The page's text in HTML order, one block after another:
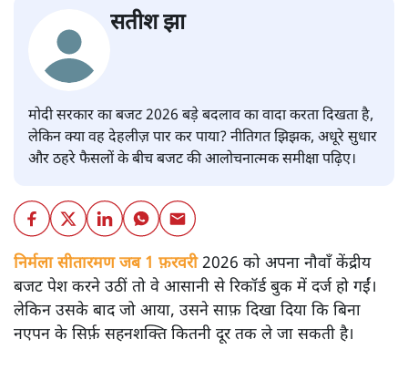
सतीश झा
मोदी सरकार का बजट 2026 बड़े बदलाव का वादा करता दिखता है,
लेकिन क्या वह देहलीज़ पार कर पाया? नीतिगत झिझक, अधूरे सुधार
और ठहरे फैसलों के बीच बजट की आलोचनात्मक समीक्षा पढ़िए।
निर्मला सीतारमण जब 1 फ़रवरी2026 को अपना नौवाँ केंद्रीय
बजट पेश करने उठीं तो वे आसानी से रिकॉर्ड बुक में दर्ज हो गईं।
लेकिन उसके बाद जो आया, उसने साफ़ दिखा दिया कि बिना
नएपन के सिर्फ़ सहनशक्ति कितनी दूर तक ले जा सकती है।